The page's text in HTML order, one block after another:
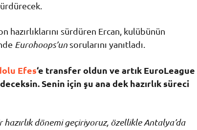
hazırlıklarını sürdüren Ercan, kulübünün
Eurohoops’un sorularını yanıtladı.
Efes‘e transfer oldun ve artık EuroLeague
Senin için şu ana dek hazırlık süreci
dönemi geçiriyoruz, özellikle Antalya’da